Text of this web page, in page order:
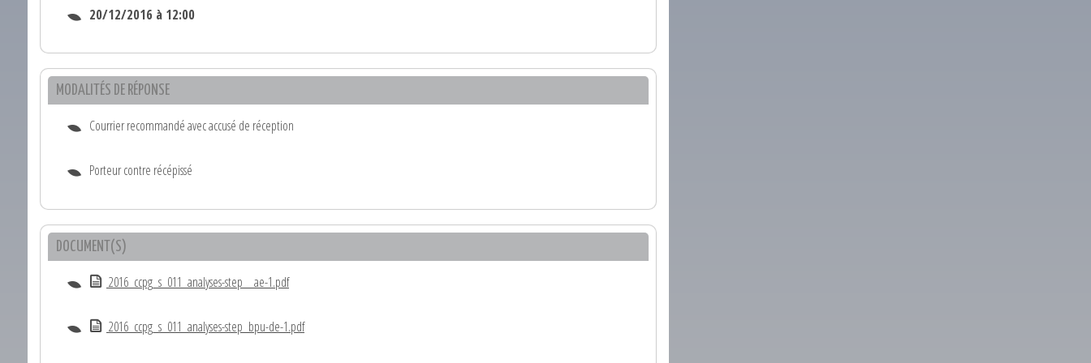
20/12/2016 à 12:00
MODALITÉS DE RÉPONSE
Courrier recommandé avec accusé de réception
Porteur contre récépissé
DOCUMENT(S)
2016_ccpg_s_011_analyses-step__ae-1.pdf
2016_ccpg_s_011_analyses-step_bpu-de-1.pdf